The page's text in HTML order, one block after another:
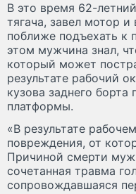
В это время 62-
тягача, завел мотор
поближе подъехать к
этом мужчина знал,
который может
результате рабочий
кузова заднего
платформы.
«В результате
повреждения, от
Причиной смерти
сочетанная травма
сопровождавшаяся